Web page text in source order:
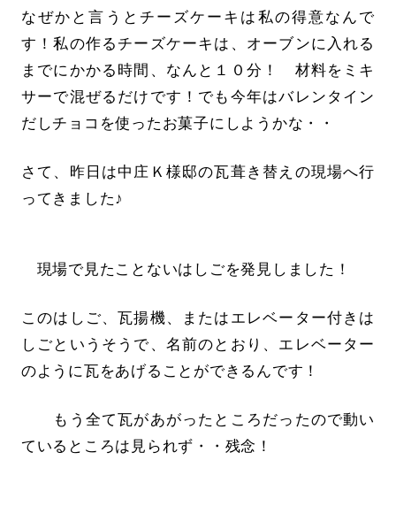
なぜかと言うとチーズケーキは私の得意なんで
す！私の作るチーズケーキは、オーブンに入れる
までにかかる時間、なんと１０分！ 材料をミキ
サーで混ぜるだけです！でも今年はバレンタイン
だしチョコを使ったお菓子にしようかな・・
さて、昨日は中庄Ｋ様邸の瓦葺き替えの現場へ行
ってきました♪
現場で見たことないはしごを発見しました！
このはしご、瓦揚機、またはエレベーター付きは
しごというそうで、名前のとおり、エレベーター
のように瓦をあげることができるんです！
もう全て瓦があがったところだったので動い
ているところは見られず・・残念！